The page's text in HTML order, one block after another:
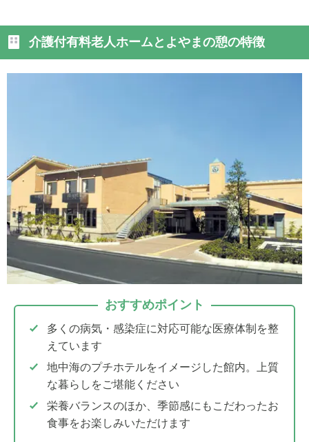
介護付有料老人ホームとよやまの憩の特徴
おすすめポイント
多くの病気・感染症に対応可能な医療体制を整
えています
地中海のプチホテルをイメージした館内。上質
な暮らしをご堪能ください
栄養バランスのほか、季節感にもこだわったお
食事をお楽しみいただけます